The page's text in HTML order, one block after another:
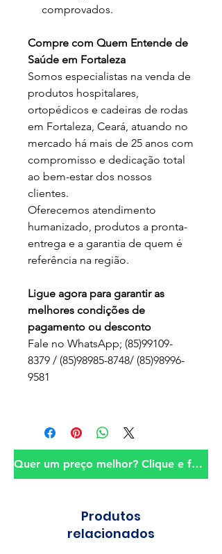
comprovados.
Compre com Quem Entende de
Saúde em Fortaleza
Somos especialistas na venda de
produtos hospitalares,
ortopédicos e cadeiras de rodas
em Fortaleza, Ceará, atuando no
mercado há mais de 25 anos com
compromisso e dedicação total
ao bem-estar dos nossos
clientes.
Oferecemos atendimento
humanizado, produtos a pronta-
entrega e a garantia de quem é
referência na região.
Ligue agora para garantir as
melhores condições de
pagamento ou desconto
Fale no WhatsApp; (85)99109-
8379 / (85)98985-8748/ (85)98996-
9581
Quer um preço melhor? Clique e fale conosco!
Produtos
relacionados